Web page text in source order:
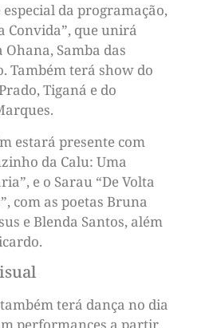
da programação,
Convida”, que unirá
Samba das
Também terá show do
Tiganá e do
estará presente com
da Calu: Uma
e o Sarau “De Volta
com as poetas Bruna
e Blenda Santos, além
terá dança no dia